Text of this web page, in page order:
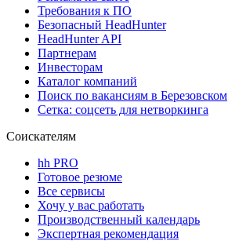
Требования к ПО
Безопасный HeadHunter
HeadHunter API
Партнерам
Инвесторам
Каталог компаний
Поиск по вакансиям в Березовском
Сетка: соцсеть для нетворкинга
Соискателям
hh PRO
Готовое резюме
Все сервисы
Хочу у вас работать
Производственный календарь
Экспертная рекомендация